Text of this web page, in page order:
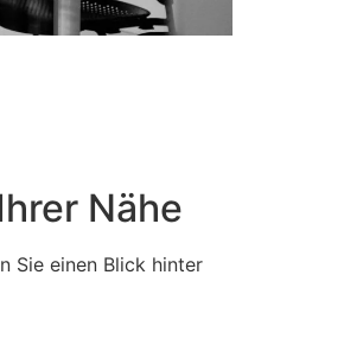
Nähe
Sie einen Blick hinter